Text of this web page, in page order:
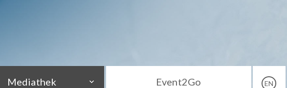
Mediathek Event2Go EN